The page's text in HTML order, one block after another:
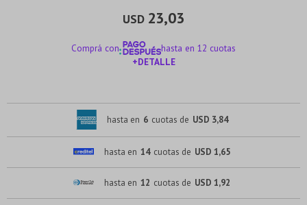
USD 23,03
Comprá con
hasta en 12 cuotas
+DETALLE
hasta en 6 cuotas de USD 3,84
hasta en 14 cuotas de USD 1,65
hasta en 12 cuotas de USD 1,92